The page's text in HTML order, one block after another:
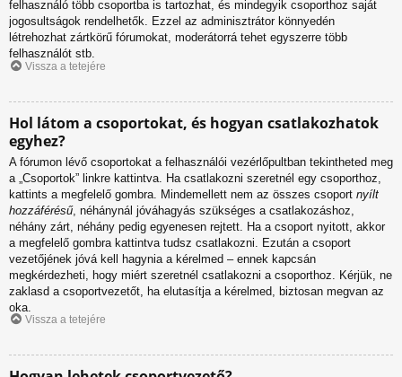
felhasználó több csoportba is tartozhat, és mindegyik csoporthoz saját
jogosultságok rendelhetők. Ezzel az adminisztrátor könnyedén
létrehozhat zártkörű fórumokat, moderátorrá tehet egyszerre több
felhasználót stb.
Vissza a tetejére
Hol látom a csoportokat, és hogyan csatlakozhatok
egyhez?
A fórumon lévő csoportokat a felhasználói vezérlőpultban tekintheted meg
a „Csoportok” linkre kattintva. Ha csatlakozni szeretnél egy csoporthoz,
kattints a megfelelő gombra. Mindemellett nem az összes csoport nyílt
hozzáférésű, néhánynál jóváhagyás szükséges a csatlakozáshoz,
néhány zárt, néhány pedig egyenesen rejtett. Ha a csoport nyitott, akkor
a megfelelő gombra kattintva tudsz csatlakozni. Ezután a csoport
vezetőjének jóvá kell hagynia a kérelmed – ennek kapcsán
megkérdezheti, hogy miért szeretnél csatlakozni a csoporthoz. Kérjük, ne
zaklasd a csoportvezetőt, ha elutasítja a kérelmed, biztosan megvan az
oka.
Vissza a tetejére